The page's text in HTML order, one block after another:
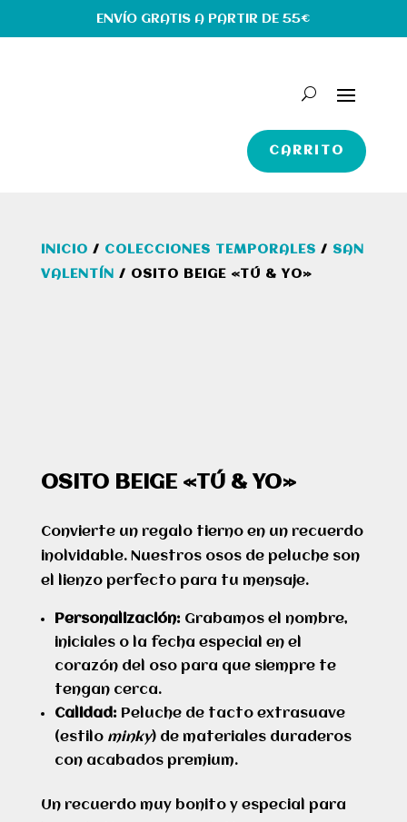
ENVÍO GRATIS A PARTIR DE 55€
CARRITO
INICIO / COLECCIONES TEMPORALES / SAN
VALENTÍN / OSITO BEIGE «TÚ & YO»
OSITO BEIGE «TÚ & YO»
Convierte un regalo tierno en un recuerdo
inolvidable. Nuestros osos de peluche son
el lienzo perfecto para tu mensaje.
Personalización: Grabamos el nombre,
iniciales o la fecha especial en el
corazón del oso para que siempre te
tengan cerca.
Calidad: Peluche de tacto extrasuave
(estilo minky) de materiales duraderos
con acabados premium.
Un recuerdo muy bonito y especial para